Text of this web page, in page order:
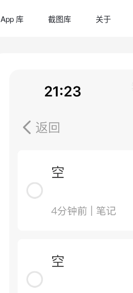
App 库 截图库 关于